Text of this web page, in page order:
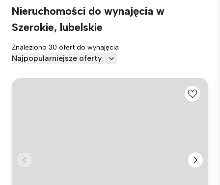
Nieruchomości do wynajęcia w
Szerokie, lubelskie
Znaleziono 30 ofert do wynajęcia
Najpopularniejsze oferty